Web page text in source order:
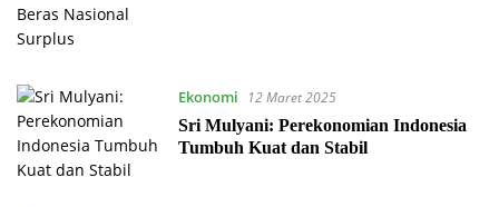
Ekonomi
12 Maret 2025
Sri Mulyani: Perekonomian Indonesia
Tumbuh Kuat dan Stabil